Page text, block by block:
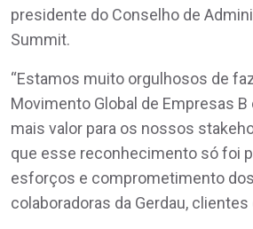
presidente do Conselho de
Summit.
“Estamos muito orgulhosos de
Movimento Global de Empresas B
mais valor para os nossos
que esse reconhecimento só foi
esforços e comprometimento
colaboradoras da Gerdau,